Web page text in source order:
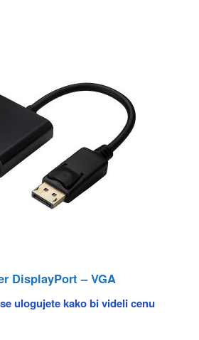
DisplayPort – VGA
ulogujete kako bi videli cenu